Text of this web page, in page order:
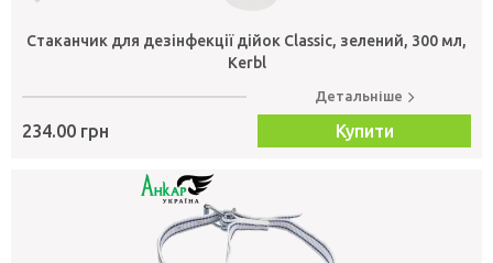
Стаканчик для дезінфекції дійок Classic, зелений, 300 мл,
Kerbl
234.00 грн
Детальніше
Купити